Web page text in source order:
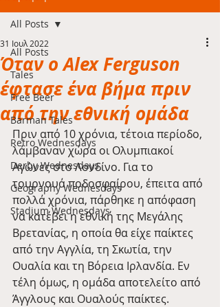
All Posts
Tales
Free Beer
Barman Tales
Retro Wednesdays
Derby Wednesdays
Geography Wednesdays
Stadium Wednesdays
All Posts
Όταν ο Alex Ferguson
έφτασε ένα βήμα πριν
από την εθνική ομάδα
31 Ιουλ 2022
Πριν από 10 χρόνια, τέτοια περίοδο,
λάμβαναν χώρα οι Ολυμπιακοί
Αγώνες στο Λονδίνο. Για το
τουρνουά ποδοσφαίρου, έπειτα από
πολλά χρόνια, πάρθηκε η απόφαση
να κατέβει η εθνική της Μεγάλης
Βρετανίας, η οποία θα είχε παίκτες
από την Αγγλία, τη Σκωτία, την
Ουαλία και τη Βόρεια Ιρλανδία. Εν
τέλη όμως, η ομάδα αποτελείτο από
Άγγλους και Ουαλούς παίκτες.